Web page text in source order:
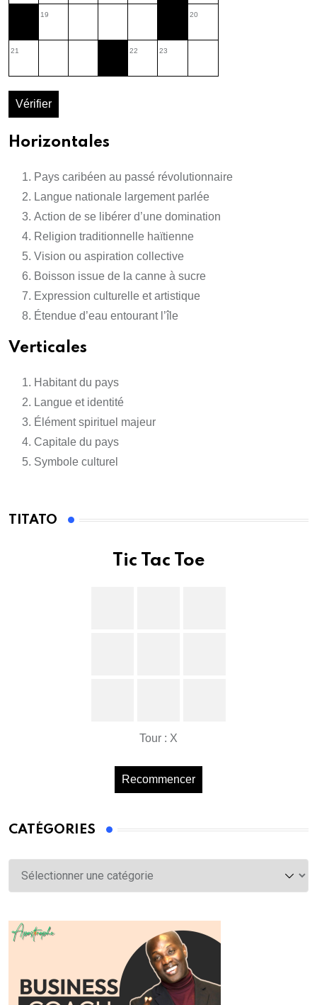
19 20
21 22 23
Vérifier
Horizontales
Pays caribéen au passé révolutionnaire
Langue nationale largement parlée
Action de se libérer d’une domination
Religion traditionnelle haïtienne
Vision ou aspiration collective
Boisson issue de la canne à sucre
Expression culturelle et artistique
Étendue d’eau entourant l’île
Verticales
Habitant du pays
Langue et identité
Élément spirituel majeur
Capitale du pays
Symbole culturel
TITATO
Tic Tac Toe
Tour : X
Recommencer
CATÉGORIES
Catégories